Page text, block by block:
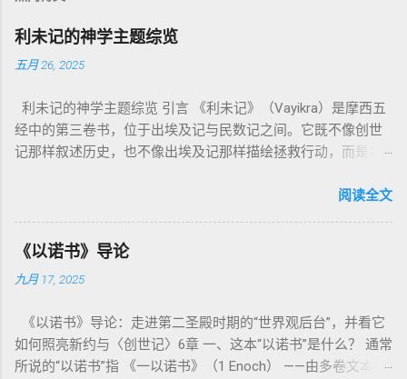
利未记的神学主题综览
五月 26, 2025
利未记的神学主题综览 引言 《利未记》（Vayikra）是摩西五
经中的第三卷书，位于出埃及记与民数记之间。它既不像创世
记那样叙述历史，也不像出埃及记那样描绘拯救行动，而是将
内容看似仪式化，《利未记》却揭示了 神的临在如何规范人类
为我耶和华你们的神是圣洁的。”（利未记19:2） 这节经文构成
整卷书的中心神学。希伯来文“קָדוֹשׁ”（kadosh）不仅意味着道
德上的圣洁，更意味着“分别出来”、“归属于神”。 《利未记》教
中活出“圣洁”。圣洁不仅是内心态度，更是生活方式。 二、献
祭制度：与神相交的通道 前七章详细描述五种祭： 燔祭
（olah）：全然献上，象征奉献与赎罪； 素祭 （minchah）：
阅读全文
《以诺书》导论
九月 17, 2025
《以诺书》导论：走进第二圣殿时期的“世界观后台”，并看它
如何照亮新约与〈创世记〉6章 一、这本“以诺书”是什么？ 通常
所说的“以诺书”指 《一以诺书》（1 Enoch） ——由多卷文本构